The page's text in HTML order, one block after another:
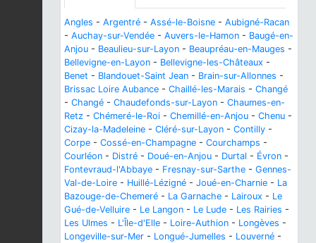
Angles - Argentré - Assé-le-Boisne - Aubigné-Racan
- Auchay-sur-Vendée - Auvers-le-Hamon - Baugé-en-
Anjou - Beaulieu-sur-Layon - Beaupréau-en-Mauges -
Bellevigne-en-Layon - Bellevigne-les-Châteaux -
Benet - Blandouet-Saint Jean - Brain-sur-Allonnes -
Brissac Loire Aubance - Chaillé-les-Marais - Changé
- Changé - Chaudefonds-sur-Layon - Chaumes-en-
Retz - Chémeré-le-Roi - Chemillé-en-Anjou - Chenu -
Cizay-la-Madeleine - Cléré-sur-Layon - Contilly -
Corpe - Cossé-en-Champagne - Courchamps -
Courléon - Distré - Doué-en-Anjou - Durtal - Évron -
Fontevraud-l'Abbaye - Fresnay-sur-Sarthe - Gennes-
Val-de-Loire - Huillé-Lézigné - Joué-en-Charnie - La
Bazouge-de-Chemeré - La Garnache - Lairoux - Le
Gué-de-Velluire - Le Langon - Le Lude - Les Rairies -
Les Ulmes - L'Île-d'Elle - Loire-Authion - Longèves -
Longeville-sur-Mer - Longué-Jumelles - Louverné -